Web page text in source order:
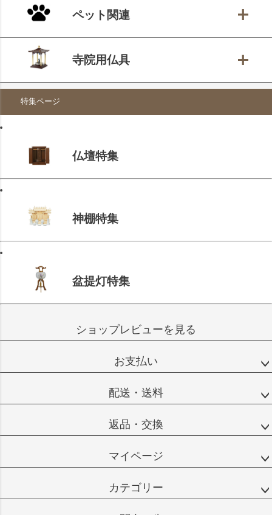
ペット関連
寺院用仏具
特集ページ
仏壇特集
神棚特集
盆提灯特集
ショップレビューを見る
お支払い
配送・送料
返品・交換
マイページ
カテゴリー